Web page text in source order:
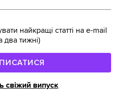
найкращі статті на e-mail
два тижні)
свіжий випуск